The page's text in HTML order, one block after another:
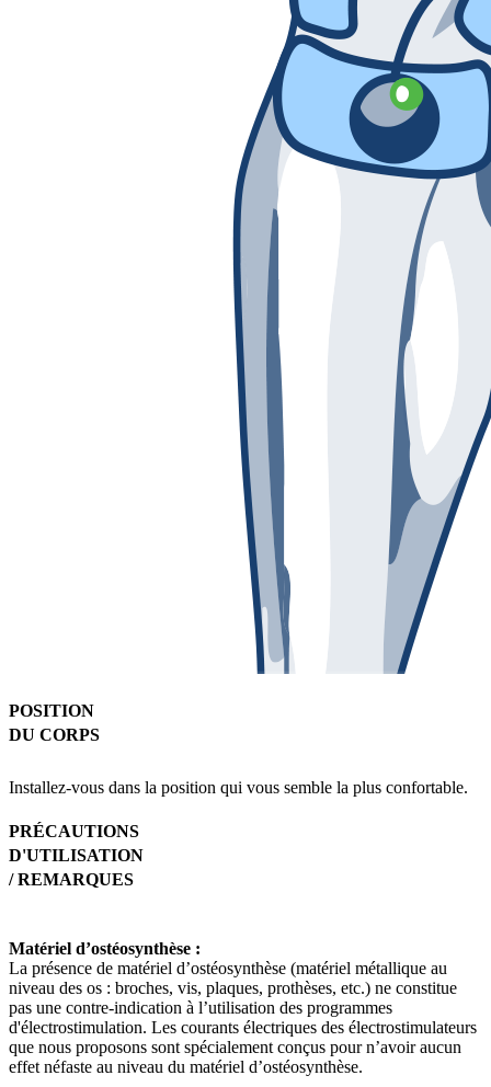
POSITION
DU CORPS
Installez-vous dans la position qui vous semble la plus confortable.
PRÉCAUTIONS
D'UTILISATION
/ REMARQUES
Matériel d’ostéosynthèse :
La présence de matériel d’ostéosynthèse (matériel métallique au
niveau des os : broches, vis, plaques, prothèses, etc.) ne constitue
pas une contre-indication à l’utilisation des programmes
d'électrostimulation. Les courants électriques des électrostimulateurs
que nous proposons sont spécialement conçus pour n’avoir aucun
effet néfaste au niveau du matériel d’ostéosynthèse.